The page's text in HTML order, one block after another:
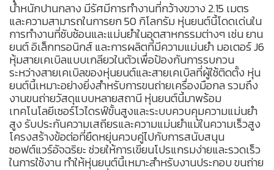
น้ำหนักปานกลาง มีรัศมีการทำงานที่กว้างขวาง 2.15 เมตร
และความสามารถในการยก 50 กิโลกรัม หุ่นยนต์นี้โดดเด่นใน
การทำงานที่ซับซ้อนและแม่นยำในอุตสาหกรรมต่างๆ เช่น ยาน
ยนต์ อิเล็กทรอนิกส์ และการผลิตที่มีความแม่นยำ มอเตอร์ J6
หุ้มสายเคเบิลแบบเกลียวในตัวเพื่อป้องกันการรบกวน
ระหว่างสายเคเบิลของหุ่นยนต์และสายเคเบิลที่ผู้ใช้ติดตั้ง หุ่น
ยนต์นี้เหมาะอย่างยิ่งสำหรับการขนถ่ายเครื่องมือกล รวมถึง
งานขนถ่ายวัสดุแบบหลายสถานี หุ่นยนต์นี้มาพร้อม
เทคโนโลยีเซอร์โวไดรฟ์ขั้นสูงและระบบควบคุมความแม่นยำ
สูง รับประกันความเสถียรและความแม่นยำแม้ในความเร็วสูง
โครงสร้างข้อต่อที่ยืดหยุ่นควบคู่ไปกับการสนับสนุน
ซอฟต์แวร์อัจฉริยะ ช่วยให้การเขียนโปรแกรมง่ายและรวดเร็ว
ในการใช้งาน ทำให้หุ่นยนต์นี้เหมาะสำหรับงานประกอบ ขนถ่าย